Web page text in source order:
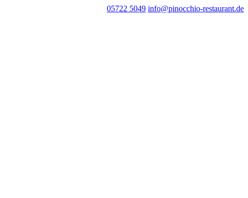
05722 5049 info@pinocchio-restaurant.de